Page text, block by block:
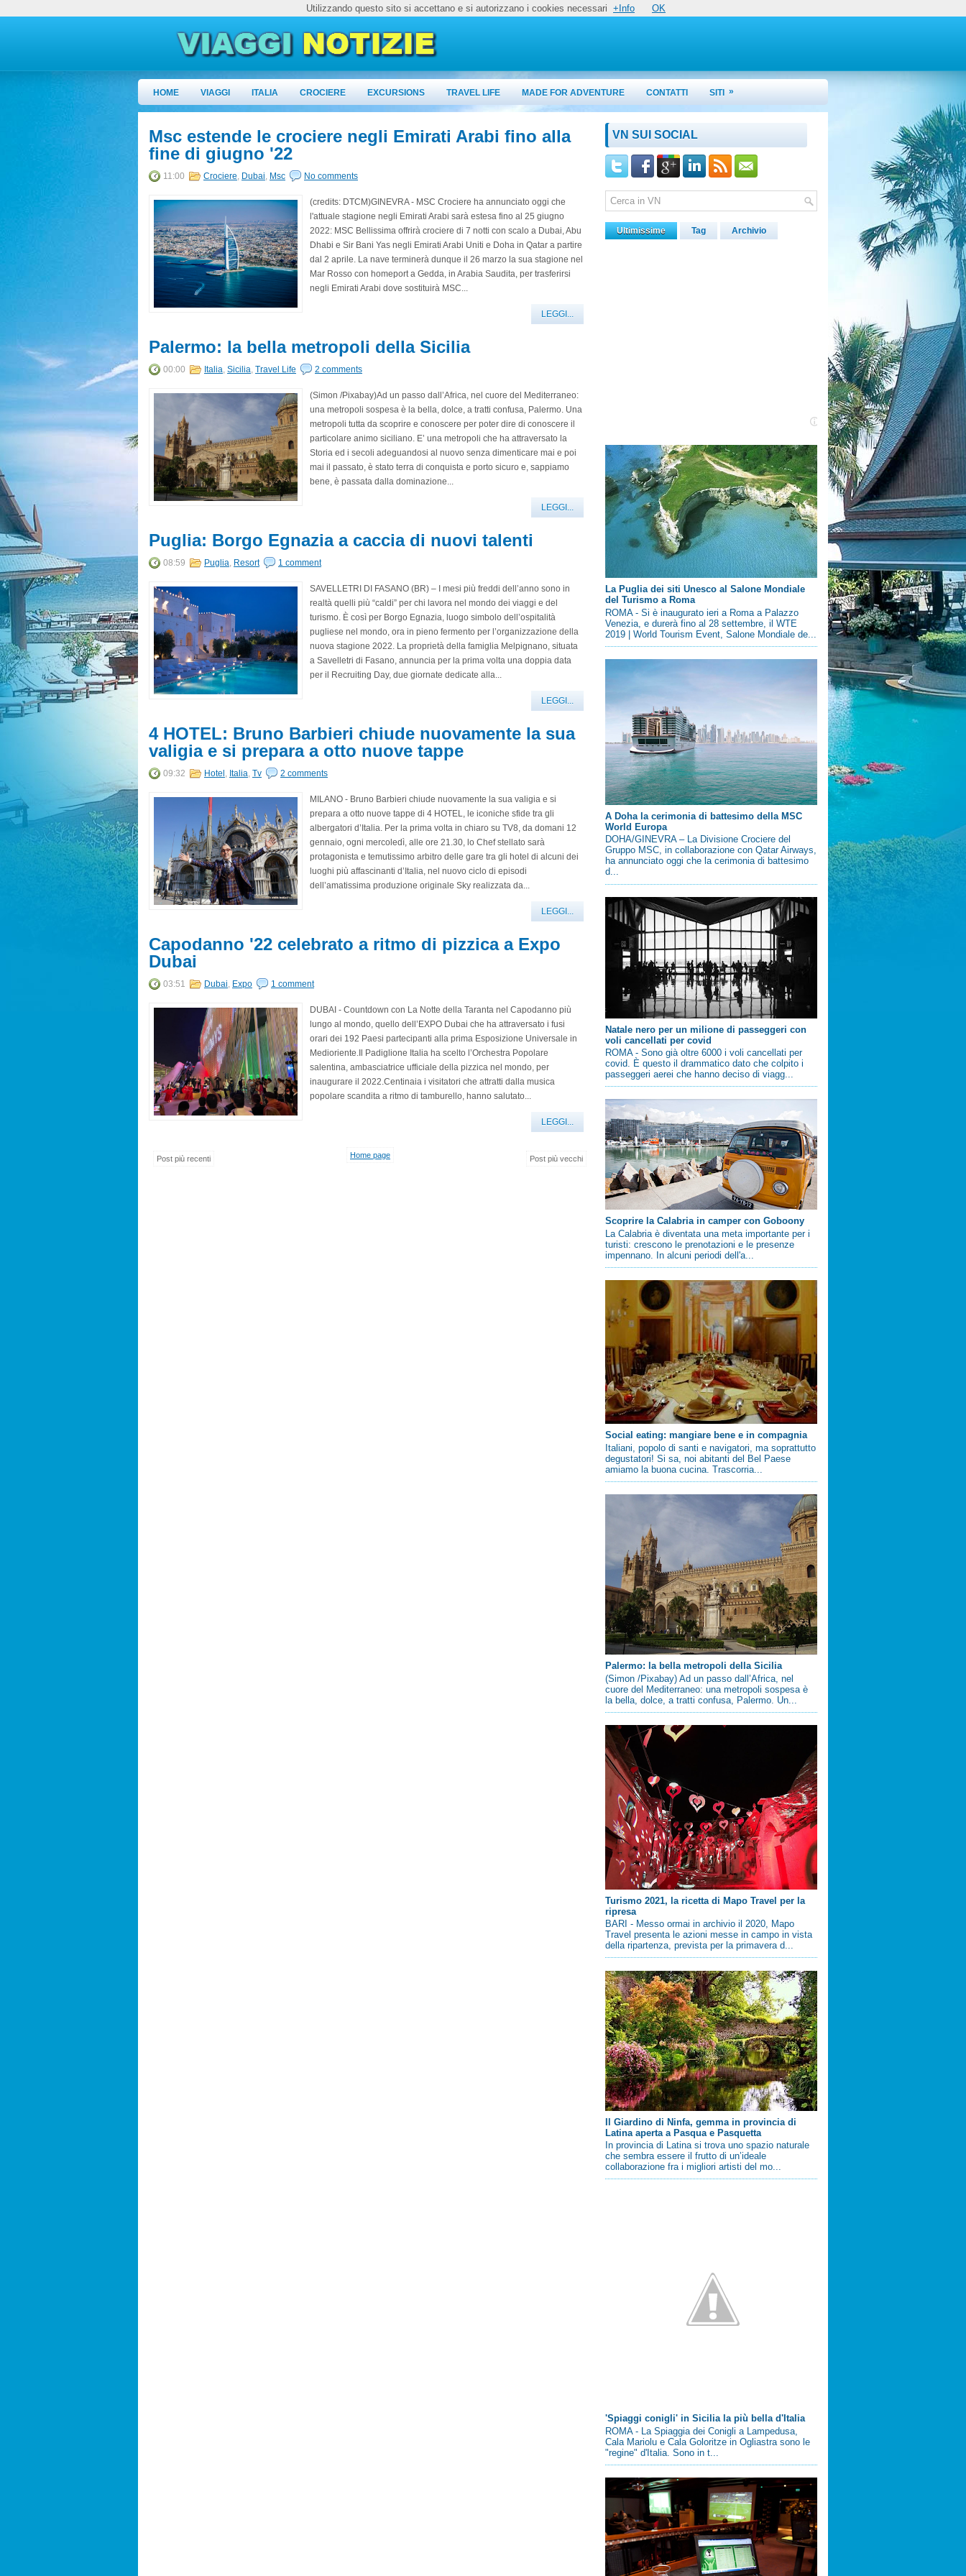
HOME VIAGGI ITALIA CROCIERE EXCURSIONS TRAVEL LIFE MADE FOR ADVENTURE CONTATTI SITI »
Msc estende le crociere negli Emirati Arabi fino alla
fine di giugno '22
11:00 Crociere, Dubai, Msc No comments
(credits: DTCM)GINEVRA - MSC Crociere ha annunciato oggi che
l'attuale stagione negli Emirati Arabi sarà estesa fino al 25 giugno
2022: MSC Bellissima offrirà crociere di 7 notti con scalo a Dubai, Abu
Dhabi e Sir Bani Yas negli Emirati Arabi Uniti e Doha in Qatar a partire
dal 2 aprile. La nave terminerà dunque il 26 marzo la sua stagione nel
Mar Rosso con homeport a Gedda, in Arabia Saudita, per trasferirsi
negli Emirati Arabi dove sostituirà MSC...
LEGGI...
Palermo: la bella metropoli della Sicilia
00:00 Italia, Sicilia, Travel Life 2 comments
(Simon /Pixabay)Ad un passo dall’Africa, nel cuore del Mediterraneo:
una metropoli sospesa è la bella, dolce, a tratti confusa, Palermo. Una
metropoli tutta da scoprire e conoscere per poter dire di conoscere il
particolare animo siciliano. E’ una metropoli che ha attraversato la
Storia ed i secoli adeguandosi al nuovo senza dimenticare mai e poi
mai il passato, è stato terra di conquista e porto sicuro e, sappiamo
bene, è passata dalla dominazione...
LEGGI...
Puglia: Borgo Egnazia a caccia di nuovi talenti
08:59 Puglia, Resort 1 comment
SAVELLETRI DI FASANO (BR) – I mesi più freddi dell’anno sono in
realtà quelli più “caldi” per chi lavora nel mondo dei viaggi e del
turismo. È così per Borgo Egnazia, luogo simbolo dell’ospitalità
pugliese nel mondo, ora in pieno fermento per l’organizzazione della
nuova stagione 2022. La proprietà della famiglia Melpignano, situata
a Savelletri di Fasano, annuncia per la prima volta una doppia data
per il Recruiting Day, due giornate dedicate alla...
LEGGI...
4 HOTEL: Bruno Barbieri chiude nuovamente la sua
valigia e si prepara a otto nuove tappe
09:32 Hotel , Italia, Tv 2 comments
MILANO - Bruno Barbieri chiude nuovamente la sua valigia e si
prepara a otto nuove tappe di 4 HOTEL, le iconiche sfide tra gli
albergatori d’Italia. Per la prima volta in chiaro su TV8, da domani 12
gennaio, ogni mercoledì, alle ore 21.30, lo Chef stellato sarà
protagonista e temutissimo arbitro delle gare tra gli hotel di alcuni dei
luoghi più affascinanti d’Italia, nel nuovo ciclo di episodi
dell’amatissima produzione originale Sky realizzata da...
LEGGI...
Capodanno '22 celebrato a ritmo di pizzica a Expo
Dubai
03:51 Dubai, Expo 1 comment
DUBAI - Countdown con La Notte della Taranta nel Capodanno più
lungo al mondo, quello dell’EXPO Dubai che ha attraversato i fusi
orari dei 192 Paesi partecipanti alla prima Esposizione Universale in
Medioriente.Il Padiglione Italia ha scelto l’Orchestra Popolare
salentina, ambasciatrice ufficiale della pizzica nel mondo, per
inaugurare il 2022.Centinaia i visitatori che attratti dalla musica
popolare scandita a ritmo di tamburello, hanno salutato...
LEGGI...
Post più recenti Post più vecchi
Home page
VN SUI SOCIAL
Ultimissime Tag Archivio
La Puglia dei siti Unesco al Salone Mondiale
del Turismo a Roma
ROMA - Si è inaugurato ieri a Roma a Palazzo
Venezia, e durerà fino al 28 settembre, il WTE
2019 | World Tourism Event, Salone Mondiale de...
A Doha la cerimonia di battesimo della MSC
World Europa
DOHA/GINEVRA – La Divisione Crociere del
Gruppo MSC, in collaborazione con Qatar Airways,
ha annunciato oggi che la cerimonia di battesimo
d...
Natale nero per un milione di passeggeri con
voli cancellati per covid
ROMA - Sono già oltre 6000 i voli cancellati per
covid. È questo il drammatico dato che colpito i
passeggeri aerei che hanno deciso di viagg...
Scoprire la Calabria in camper con Goboony
La Calabria è diventata una meta importante per i
turisti: crescono le prenotazioni e le presenze
impennano. In alcuni periodi dell'a...
Social eating: mangiare bene e in compagnia
Italiani, popolo di santi e navigatori, ma soprattutto
degustatori! Si sa, noi abitanti del Bel Paese
amiamo la buona cucina. Trascorria...
Palermo: la bella metropoli della Sicilia
(Simon /Pixabay) Ad un passo dall’Africa, nel
cuore del Mediterraneo: una metropoli sospesa è
la bella, dolce, a tratti confusa, Palermo. Un...
Turismo 2021, la ricetta di Mapo Travel per la
ripresa
BARI - Messo ormai in archivio il 2020, Mapo
Travel presenta le azioni messe in campo in vista
della ripartenza, prevista per la primavera d...
Il Giardino di Ninfa, gemma in provincia di
Latina aperta a Pasqua e Pasquetta
In provincia di Latina si trova uno spazio naturale
che sembra essere il frutto di un’ideale
collaborazione fra i migliori artisti del mo...
'Spiaggi conigli' in Sicilia la più bella d'Italia
ROMA - La Spiaggia dei Conigli a Lampedusa,
Cala Mariolu e Cala Goloritze in Ogliastra sono le
"regine" d'Italia. Sono in t...
Utilizzando questo sito si accettano e si autorizzano i cookies necessari +Info OK